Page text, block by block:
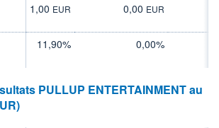
1,00 EUR 0,00 EUR
11,90% 0,00%
PULLUP ENTERTAINMENT au